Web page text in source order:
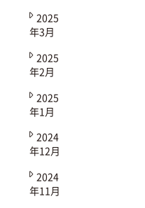
2025
年3月
2025
年2月
2025
年1月
2024
年12月
2024
年11月